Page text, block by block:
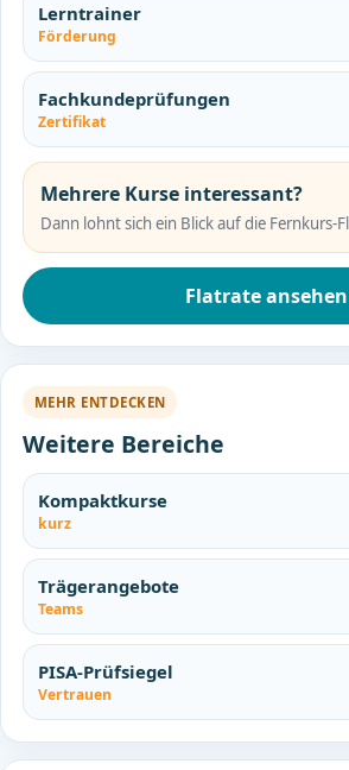
Lerntrainer
Förderung
Fachkundeprüfungen
Zertifikat
Mehrere Kurse interessant?
Dann lohnt sich ein Blick auf die Fernkurs-
Flatrate ansehen
MEHR ENTDECKEN
Weitere Bereiche
Kompaktkurse
kurz
Trägerangebote
Teams
PISA-Prüfsiegel
Vertrauen